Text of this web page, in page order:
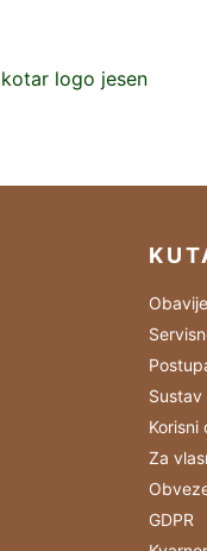
Sustav
Korisni
Za
GDPR